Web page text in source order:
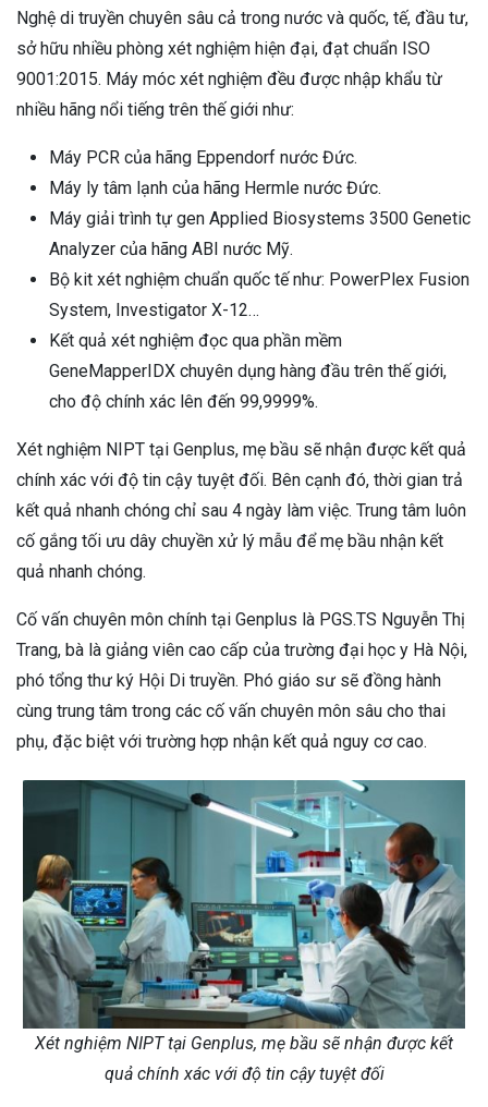
Nghệ di truyền chuyên sâu cả trong nước và quốc, tế, đầu tư,
sở hữu nhiều phòng xét nghiệm hiện đại, đạt chuẩn ISO
9001:2015. Máy móc xét nghiệm đều được nhập khẩu từ
nhiều hãng nổi tiếng trên thế giới như:
Máy PCR của hãng Eppendorf nước Đức.
Máy ly tâm lạnh của hãng Hermle nước Đức.
Máy giải trình tự gen Applied Biosystems 3500 Genetic
Analyzer của hãng ABI nước Mỹ.
Bộ kit xét nghiệm chuẩn quốc tế như: PowerPlex Fusion
System, Investigator X-12…
Kết quả xét nghiệm đọc qua phần mềm
GeneMapperIDX chuyên dụng hàng đầu trên thế giới,
cho độ chính xác lên đến 99,9999%.
Xét nghiệm NIPT tại Genplus, mẹ bầu sẽ nhận được kết quả
chính xác với độ tin cậy tuyệt đối. Bên cạnh đó, thời gian trả
kết quả nhanh chóng chỉ sau 4 ngày làm việc. Trung tâm luôn
cố gắng tối ưu dây chuyền xử lý mẫu để mẹ bầu nhận kết
quả nhanh chóng.
Cố vấn chuyên môn chính tại Genplus là PGS.TS Nguyễn Thị
Trang, bà là giảng viên cao cấp của trường đại học y Hà Nội,
phó tổng thư ký Hội Di truyền. Phó giáo sư sẽ đồng hành
cùng trung tâm trong các cố vấn chuyên môn sâu cho thai
phụ, đặc biệt với trường hợp nhận kết quả nguy cơ cao.
Xét nghiệm NIPT tại Genplus, mẹ bầu sẽ nhận được kết
quả chính xác với độ tin cậy tuyệt đối